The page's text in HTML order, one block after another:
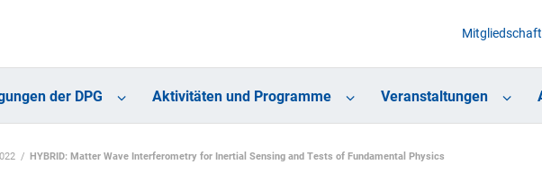
Mitgliedschaft
der DPG Aktivitäten und Programme Veranstaltungen
HYBRID: Matter Wave Interferometry for Inertial Sensing and Tests of Fundamental Physics